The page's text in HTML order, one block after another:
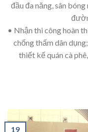
đầu đa năng, sân
• Nhận thi công hoàn
chống thấm dân
thiết kế quán cà
19